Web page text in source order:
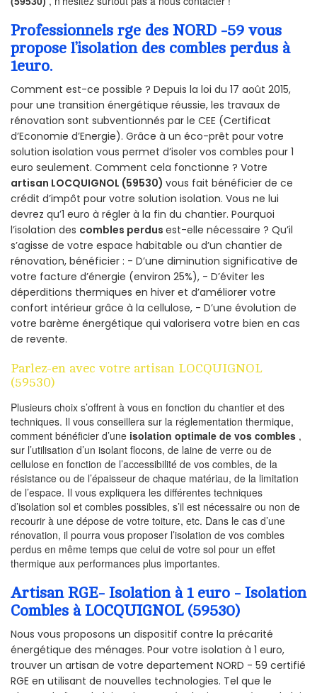
Professionnels rge des NORD -59 vous
propose l’isolation des combles perdus à
1euro.
Comment est-ce possible ? Depuis la loi du 17 août 2015,
pour une transition énergétique réussie, les travaux de
rénovation sont subventionnés par le CEE (Certificat
d’Economie d’Energie). Grâce à un éco-prêt pour votre
solution isolation vous permet d’isoler vos combles pour 1
euro seulement. Comment cela fonctionne ? Votre
artisan LOCQUIGNOL (59530) vous fait bénéficier de ce
crédit d’impôt pour votre solution isolation. Vous ne lui
devrez qu’1 euro à régler à la fin du chantier. Pourquoi
l’isolation des combles perdus est-elle nécessaire ? Qu’il
s’agisse de votre espace habitable ou d’un chantier de
rénovation, bénéficier : - D’une diminution significative de
votre facture d’énergie (environ 25%), - D’éviter les
déperditions thermiques en hiver et d’améliorer votre
confort intérieur grâce à la cellulose, - D’une évolution de
votre barème énergétique qui valorisera votre bien en cas
de revente.
Parlez-en avec votre artisan LOCQUIGNOL
(59530)
Plusieurs choix s’offrent à vous en fonction du chantier et des
techniques. Il vous conseillera sur la réglementation thermique,
comment bénéficier d’une isolation optimale de vos combles ,
sur l’utilisation d’un isolant flocons, de laine de verre ou de
cellulose en fonction de l’accessibilité de vos combles, de la
résistance ou de l’épaisseur de chaque matériau, de la limitation
de l’espace. Il vous expliquera les différentes techniques
d’isolation sol et combles possibles, s’il est nécessaire ou non de
recourir à une dépose de votre toiture, etc. Dans le cas d’une
rénovation, il pourra vous proposer l’isolation de vos combles
perdus en même temps que celui de votre sol pour un effet
thermique aux performances plus importantes.
Artisan RGE- Isolation à 1 euro - Isolation
Combles à LOCQUIGNOL (59530)
Nous vous proposons un dispositif contre la précarité
énergétique des ménages. Pour votre isolation à 1 euro,
trouver un artisan de votre departement NORD - 59 certifié
RGE en utilisant de nouvelles technologies. Tel que le